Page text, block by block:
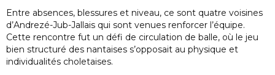
Entre absences, blessures et niveau, ce sont quatre voisines
d’Andrezé-Jub-Jallais qui sont venues renforcer l’équipe.
Cette rencontre fut un défi de circulation de balle, où le jeu
bien structuré des nantaises s’opposait au physique et
individualités choletaises.